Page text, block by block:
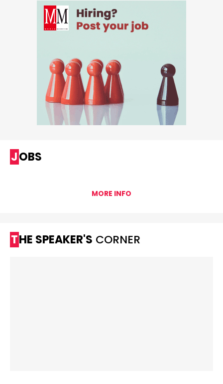
JOBS
MORE INFO
THE SPEAKER'S CORNER